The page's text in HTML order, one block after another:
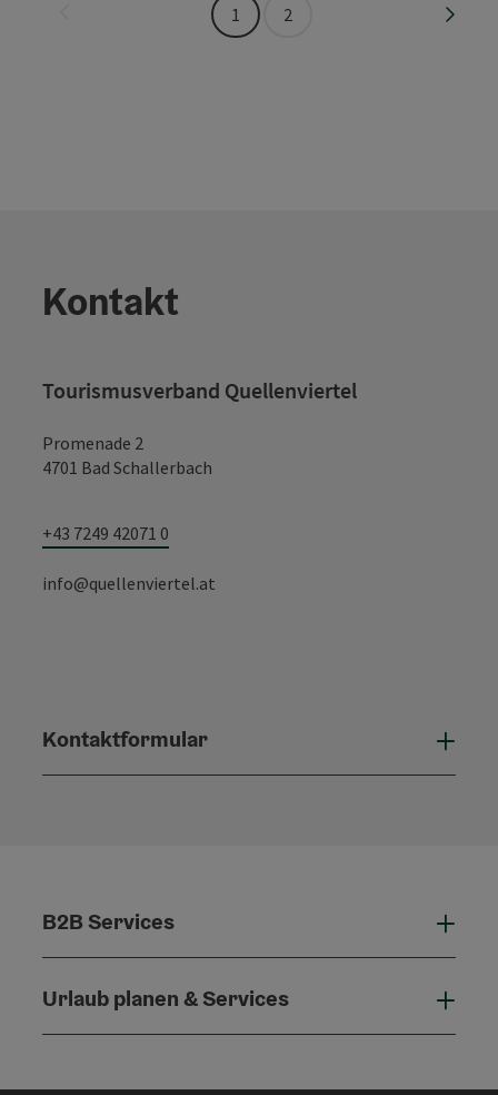
1 2 Seite
Kontakt
Tourismusverband Quellenviertel
Promenade 2
4701 Bad Schallerbach
+43 7249 42071 0
info@quellenviertel.at
Kontaktformular
B2B Services
Urlaub planen & Services